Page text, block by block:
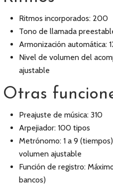
Ritmos incorporados: 200
Tono de llamada
Armonización automática:
Nivel de volumen del
ajustable
Otras
Preajuste de música: 310
Arpejiador: 100 tipos
Metrónomo: 1 a 9
volumen ajustable
Función de registro:
bancos)